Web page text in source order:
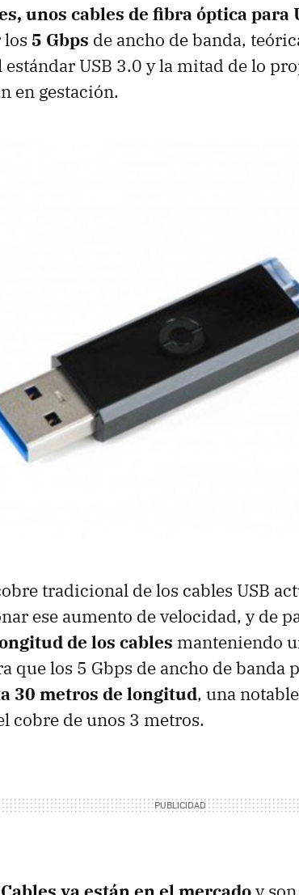
unos cables de fibra óptica para
5 Gbps de ancho de banda,
estándar USB 3.0 y la mitad de lo
en gestación.
tradicional de los cables USB
ese aumento de velocidad, y de
de los cables manteniendo
que los 5 Gbps de ancho de banda
30 metros de longitud, una
cobre de unos 3 metros.